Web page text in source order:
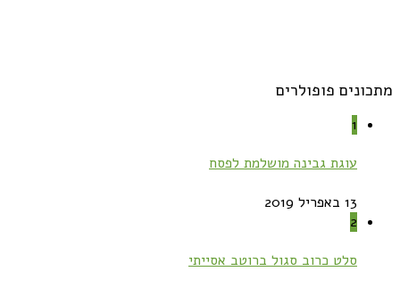
מתכונים פופולרים
1
עוגת גבינה מושלמת לפסח
13 באפריל 2019
2
סלט כרוב סגול ברוטב אסייתי